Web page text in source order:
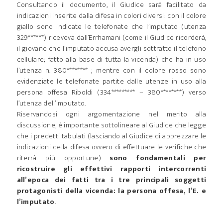
Consultando il documento, il Giudice sarà facilitato da
indicazioni inserite dalla difesa in colori diversi: con il colore
giallo sono indicate le telefonate che l’imputato (utenza
329******) riceveva dall’Errhamani (come il Giudice ricorderà,
il giovane che l’imputato accusa avergli sottratto il telefono
cellulare; fatto alla base di tutta la vicenda) che ha in uso
l’utenza n. 380******** ; mentre con il colore rosso sono
evidenziate le telefonate partite dalle utenze in uso alla
persona offesa Riboldi (334********* – 380********) verso
l’utenza dell’imputato.
Riservandosi ogni argomentazione nel merito alla
discussione, è importante sottolineare al Giudice che legge
che i predetti tabulati (lasciando al Giudice di apprezzare le
indicazioni della difesa ovvero di effettuare le verifiche che
riterrà più opportune) sono fondamentali per
ricostruire gli effettivi rapporti intercorrenti
all’epoca dei fatti tra i tre principali soggetti
protagonisti della vicenda: la persona offesa, l’E. e
l’imputato.